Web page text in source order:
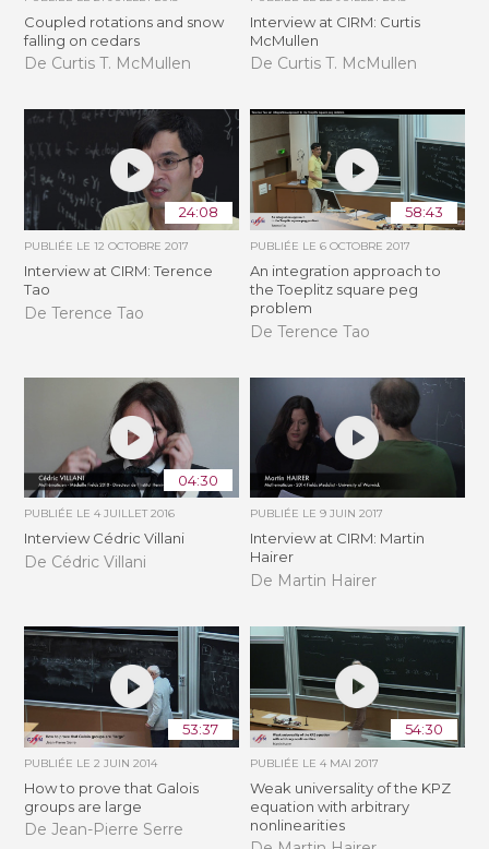
Coupled rotations and snow
falling on cedars
De Curtis T. McMullen
Interview at CIRM: Curtis
McMullen
De Curtis T. McMullen
24:08
PUBLIÉE LE12 OCTOBRE 2017
Interview at CIRM: Terence
Tao
De Terence Tao
58:43
PUBLIÉE LE 6 OCTOBRE 2017
An integration approach to
the Toeplitz square peg
problem
De Terence Tao
04:30
PUBLIÉE LE4 JUILLET 2016
Interview Cédric Villani
De Cédric Villani
PUBLIÉE LE 9 JUIN 2017
Interview at CIRM: Martin
Hairer
De Martin Hairer
53:37
PUBLIÉE LE2 JUIN 2014
How to prove that Galois
groups are large
De Jean-Pierre Serre
54:30
PUBLIÉE LE 4 MAI 2017
Weak universality of the KPZ
equation with arbitrary
nonlinearities